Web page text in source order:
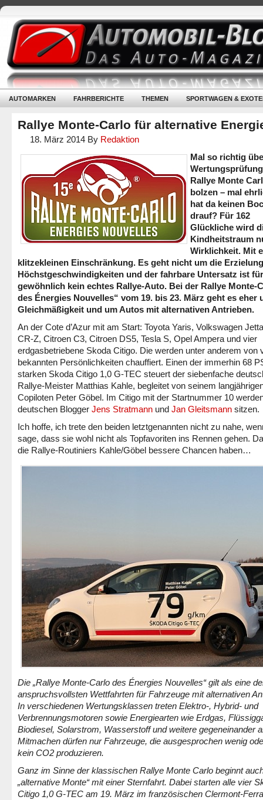
AUTOMARKEN FAHRBERICHTE THEMEN SPORTWAGEN &
Rallye Monte-Carlo für alternative
18. März 2014 By Redaktion
Mal so richtig
Rallye Monte
bolzen – mal
hat da keinen
drauf? Für 162
Glückliche wird
Kindheitstraum
Wirklichkeit. Mit
klitzekleinen Einschränkung. Es geht nicht um die
Höchstgeschwindigkeiten und der fahrbare Untersatz ist für
gewöhnlich kein echtes Rallye-Auto. Bei der Rallye Monte-
des Énergies Nouvelles“ vom 19. bis 23. März geht es eher
Gleichmäßigkeit und um Autos mit alternativen Antrieben.
An der Cote d’Azur mit am Start: Toyota Yaris, Volkswagen
CR-Z, Citroen C3, Citroen DS5, Tesla S, Opel Ampera und vier
erdgasbetriebene Skoda Citigo. Die werden unter anderem von
bekannten Persönlichkeiten chauffiert. Einen der immerhin 68
starken Skoda Citigo 1,0 G-TEC steuert der siebenfache
Rallye-Meister Matthias Kahle, begleitet von seinem
Copiloten Peter Göbel. Im Citigo mit der Startnummer 10
deutschen Blogger Jens Stratmann und Jan Gleitsmann sitzen.
Ich hoffe, ich trete den beiden letztgenannten nicht zu nahe,
sage, dass sie wohl nicht als Topfavoriten ins Rennen gehen.
die Rallye-Routiniers Kahle/Göbel bessere Chancen haben…
Die „Rallye Monte-Carlo des Énergies Nouvelles“ gilt als eine
anspruchsvollsten Wettfahrten für Fahrzeuge mit alternativen
In verschiedenen Wertungsklassen treten Elektro-, Hybrid- und
Verbrennungsmotoren sowie Energiearten wie Erdgas,
Biodiesel, Solarstrom, Wasserstoff und weitere gegeneinander
Mitmachen dürfen nur Fahrzeuge, die ausgesprochen wenig
kein CO2 produzieren.
Ganz im Sinne der klassischen Rallye Monte Carlo beginnt
„alternative Monte“ mit einer Sternfahrt. Dabei starten alle vier
Citigo 1,0 G-TEC am 19. März im französischen Clermont-